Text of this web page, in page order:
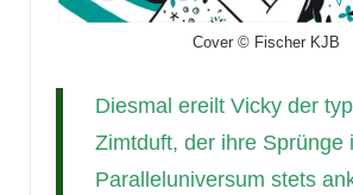
Cover © Fischer KJB
Diesmal ereilt Vicky der
Zimtduft, der ihre Sprünge
Paralleluniversum stets